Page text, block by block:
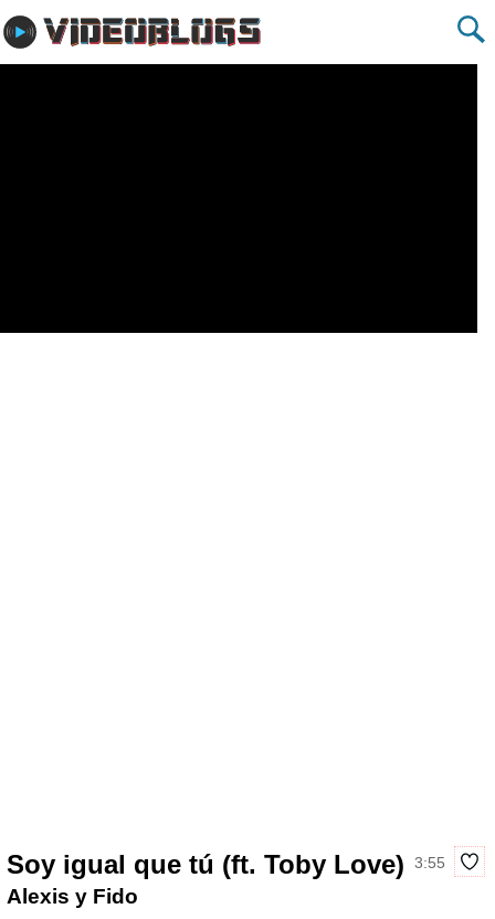
Soy igual que tú (ft. Toby Love) 3:55
Alexis y Fido